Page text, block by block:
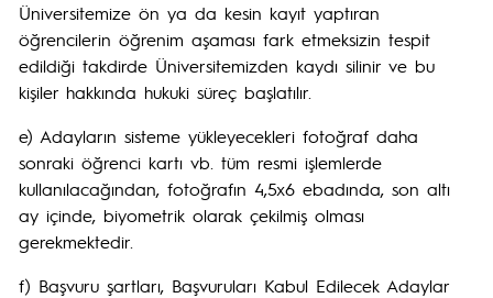
Üniversitemize ön ya da kesin kayıt yaptıran
öğrencilerin öğrenim aşaması fark etmeksizin tespit
edildiği takdirde Üniversitemizden kaydı silinir ve bu
kişiler hakkında hukuki süreç başlatılır.
e) Adayların sisteme yükleyecekleri fotoğraf daha
sonraki öğrenci kartı vb. tüm resmi işlemlerde
kullanılacağından, fotoğrafın 4,5x6 ebadında, son altı
ay içinde, biyometrik olarak çekilmiş olması
gerekmektedir.
f) Başvuru şartları, Başvuruları Kabul Edilecek Adaylar